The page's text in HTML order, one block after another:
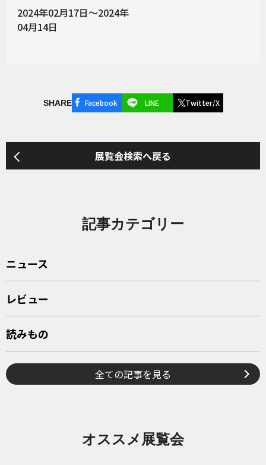
2024年02月17日～2024年
04月14日
SHARE Facebook LINE Twitter/X
展覧会検索へ戻る
記事カテゴリー
ニュース
レビュー
読みもの
全ての記事を見る
オススメ展覧会